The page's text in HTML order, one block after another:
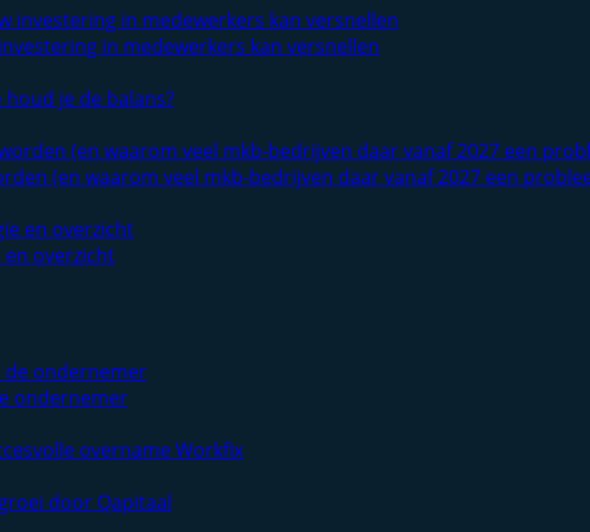
in medewerkers kan versnellen
je de balans?
(en waarom veel mkb-bedrijven daar vanaf 2027 een
overzicht
ondernemer
overname Workfix
door Qapitaal